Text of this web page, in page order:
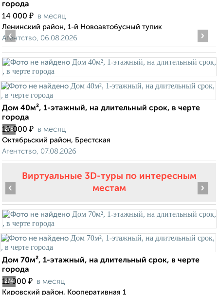
города
14 000 ₽ в месяц
Ленинский район, 1-й Новоавтобусный тупик
Агентство, 06.08.2026
2/8
‹ ›
Дом 40м², 1-этажный, на длительный срок, в черте
города
10 000 ₽ в месяц
Октябрьский район, Брестская
Агентство, 07.08.2026
Виртуальные 3D-туры по интересным
местам
2/4
‹ ›
Дом 70м², 1-этажный, на длительный срок, в черте
города
11 000 ₽ в месяц
Кировский район, Кооперативная 1